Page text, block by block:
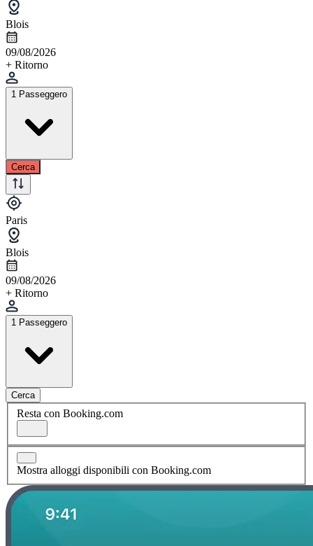
Blois
09/08/2026
+ Ritorno
1 Passeggero
Cerca
Paris
Blois
09/08/2026
+ Ritorno
1 Passeggero
Cerca
Resta con Booking.com
Mostra alloggi disponibili con Booking.com